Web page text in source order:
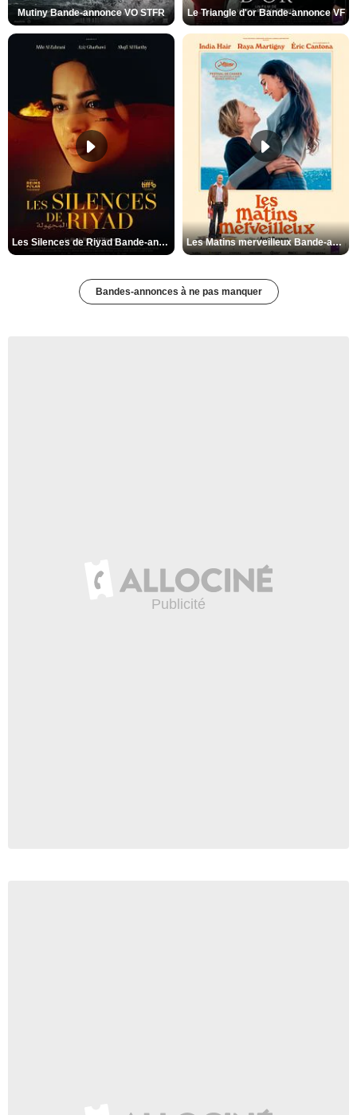
Mutiny Bande-annonce VO STFR Le Triangle d'or Bande-annonce VF
Les Silences de Riyad Bande-annonce VO STFR Les Matins merveilleux Bande-annonce VF
Bandes-annonces à ne pas manquer